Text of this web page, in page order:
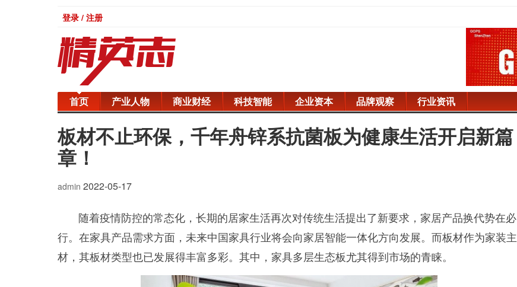
登录 / 注册
首页 产业人物 商业财经 科技智能 企业资本 品牌观察 行业资讯
板材不止环保，千年舟锌系抗菌板为健康生活开启新篇
章！
admin 2022-05-17
随着疫情防控的常态化，长期的居家生活再次对传统生活提出了新要求，家居产品换代势在必
行。在家具产品需求方面，未来中国家具行业将会向家居智能一体化方向发展。而板材作为家装主
材，其板材类型也已发展得丰富多彩。其中，家具多层生态板尤其得到市场的青睐。